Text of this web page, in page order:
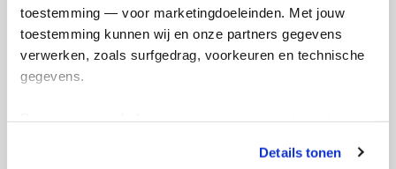
toestemming — voor marketingdoeleinden. Met jouw
toestemming kunnen wij en onze partners gegevens
verwerken, zoals surfgedrag, voorkeuren en technische
gegevens.
tonen. Je kunt je toestemming op elk moment wijzigen of
Details tonen
Opgehaald
€454
Streefbedrag
€1.000
Doneer